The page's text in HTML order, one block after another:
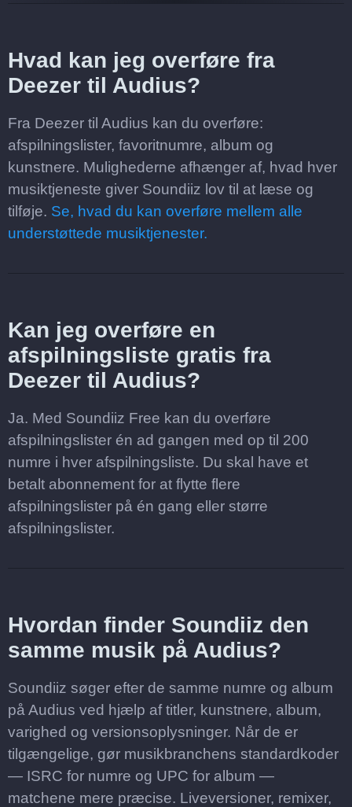
Hvad kan jeg overføre fra
Deezer til Audius?
Fra Deezer til Audius kan du overføre:
afspilningslister, favoritnumre, album og
kunstnere. Mulighederne afhænger af, hvad hver
musiktjeneste giver Soundiiz lov til at læse og
tilføje. Se, hvad du kan overføre mellem alle
understøttede musiktjenester.
Kan jeg overføre en
afspilningsliste gratis fra
Deezer til Audius?
Ja. Med Soundiiz Free kan du overføre
afspilningslister én ad gangen med op til 200
numre i hver afspilningsliste. Du skal have et
betalt abonnement for at flytte flere
afspilningslister på én gang eller større
afspilningslister.
Hvordan finder Soundiiz den
samme musik på Audius?
Soundiiz søger efter de samme numre og album
på Audius ved hjælp af titler, kunstnere, album,
varighed og versionsoplysninger. Når de er
tilgængelige, gør musikbranchens standardkoder
— ISRC for numre og UPC for album —
matchene mere præcise. Liveversioner, remixer,